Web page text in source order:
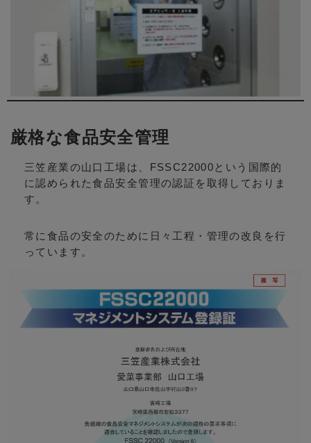
厳格な食品安全管理
三笠産業の山口工場は、FSSC22000という国際的
に認められた食品安全管理の認証を取得しておりま
す。
常に食品の安全のために日々工程・管理の改良を行
っています。